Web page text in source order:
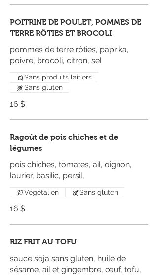
POITRINE DE POULET, POMMES DE
TERRE RÔTIES ET BROCOLI
pommes de terre rôties, paprika,
poivre, brocoli, citron, sel
16 $
Sans produits laitiers
Sans gluten
Ragoût de pois chiches et de
légumes
pois chiches, tomates, ail, oignon,
laurier, basilic, persil,
16 $
Végétalien Sans gluten
RIZ FRIT AU TOFU
sauce soja sans gluten, huile de
sésame, ail et gingembre, œuf, tofu,